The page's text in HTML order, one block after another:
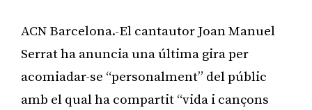
ACN Barcelona.-El cantautor Joan Manuel
Serrat ha anuncia una última gira per
acomiadar-se “personalment” del públic
amb el qual ha compartit “vida i cançons